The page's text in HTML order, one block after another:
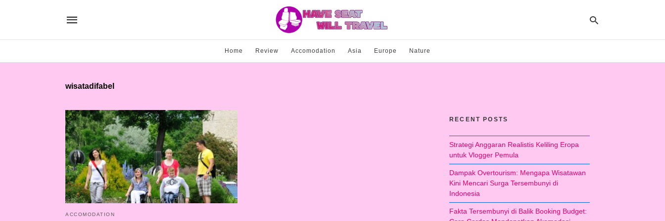
Home Review Accomodation Asia Europe Nature
wisatadifabel
ACCOMODATION
RECENT POSTS
Strategi Anggaran Realistis Keliling Eropa
untuk Vlogger Pemula
Dampak Overtourism: Mengapa Wisatawan
Kini Mencari Surga Tersembunyi di
Indonesia
Fakta Tersembunyi di Balik Booking Budget: